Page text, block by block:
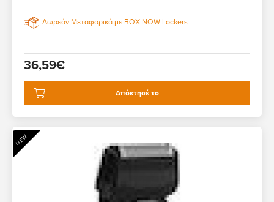
Δωρεάν Μεταφορικά με BOX NOW Lockers
36,59€
Απόκτησέ το
NEW